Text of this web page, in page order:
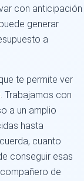
con anticipación
generar
a
te permite ver
Trabajamos con
a un amplio
hasta
cuanto
conseguir esas
de